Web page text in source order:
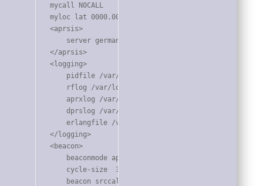
mycall N0CALL
myloc lat 0000.00N lon 00000.00E
<aprsis>
server germany.aprs2.net
</aprsis>
<logging>
pidfile /var/run/aprx.pid
rflog /var/log/aprx/aprx-rf.log
aprxlog /var/log/aprx/aprx.log
dprslog /var/log/aprx/dprs.log
erlangfile /var/run/aprx.state
</logging>
<beacon>
beaconmode aprsis
cycle-size  30m
beacon srccall $mycall timefix object N0CALL-0 \